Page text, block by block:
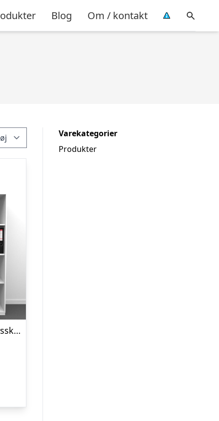
Blog Om / kontakt
Choice 2×4 rum skydedørsskab – 120 cm bred
Varekategorier
Produkter